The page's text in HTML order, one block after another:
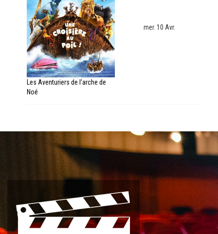
Les Aventuriers de l’arche de
Noé
mer. 10 Avr.